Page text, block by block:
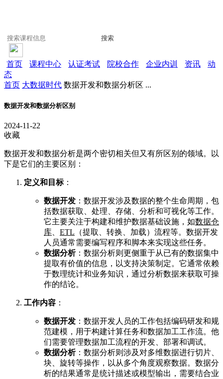
搜索
首页 课程中心 认证考试 院校合作 企业内训 资讯
动
态
首页 大数据时代 数据开发和数据分析区 ...
数据开发和数据分析区别
2024-11-22
收藏
数据开发和数据分析是两个密切相关但又有所区别的领域。以
下是它们的主要区别：
定义和目标：
数据开发 ：数据开发涉及数据的整个生命周期，包
括数据获取、处理、存储、分析和可视化等工作。
它主要关注于构建和维护数据基础设施，如数据仓
库
ETL （提取、转换、加载）流程等。数据开发
人员通常需要编写程序和脚本来实现这些任务。
数据分析：数据分析则更侧重于从已有的数据集中
提取有价值的信息，以支持决策制定。它通常依赖
于数理统计和业务知识，通过分析数据来获取可操
作的结论。
工作内容 ：
数据开发 ：数据开发人员的工作包括编码研发和规
范建模，用于构建计算任务和数据加工工作流。他
们需要管理数据加工流程的开发、部署和调试。
数据分析：数据分析则涉及对多维数据进行切片、
块、旋转等操作，以从多个角度观察数据。数据分
析的结果通常是统计描述或模型输出，需要结合业